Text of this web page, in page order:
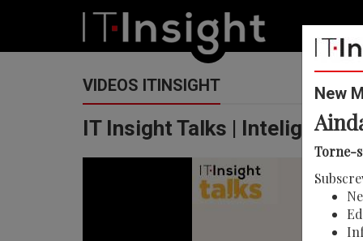
VIDEOS ITINSIGHT
IT Insight Talks | Inteligência
New
Torne-